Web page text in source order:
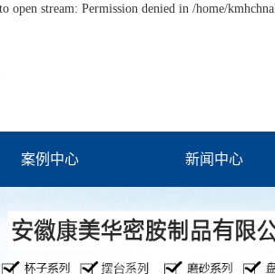
stream: Permission denied in /home/
案例中心 新闻中心